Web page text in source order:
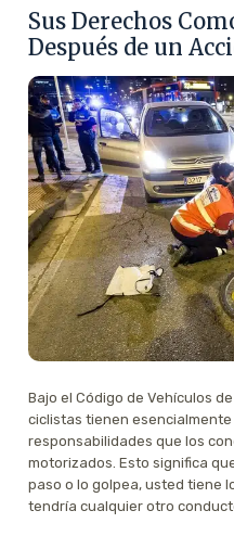
Sus Derechos
Después de un
Bajo el Código de Vehículos
ciclistas tienen
responsabilidades que los
motorizados. Esto significa
paso o lo golpea, usted tiene
tendría cualquier otro